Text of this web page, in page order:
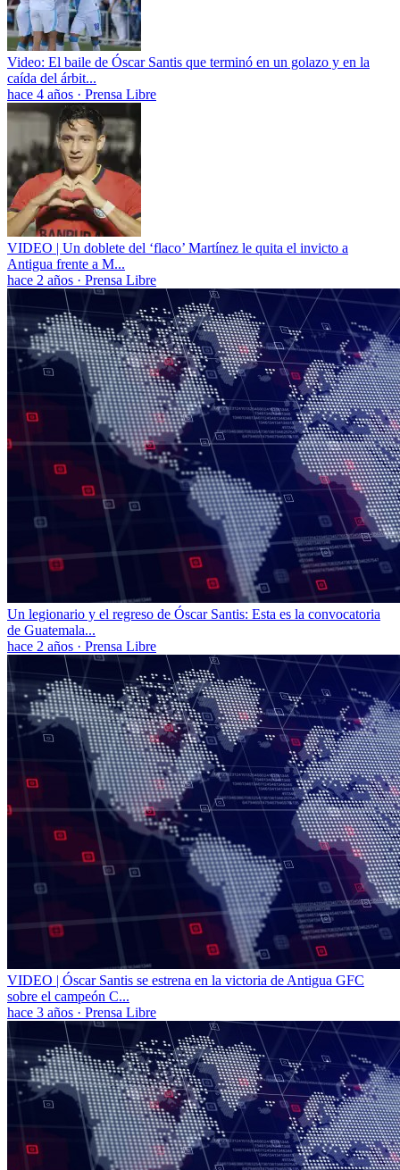
Video: El baile de Óscar Santis que terminó en un golazo y en la
caída del árbit...
hace 4 años · Prensa Libre
VIDEO | Un doblete del ‘flaco’ Martínez le quita el invicto a
Antigua frente a M...
hace 2 años · Prensa Libre
Un legionario y el regreso de Óscar Santis: Esta es la convocatoria
de Guatemala...
hace 2 años · Prensa Libre
VIDEO | Óscar Santis se estrena en la victoria de Antigua GFC
sobre el campeón C...
hace 3 años · Prensa Libre